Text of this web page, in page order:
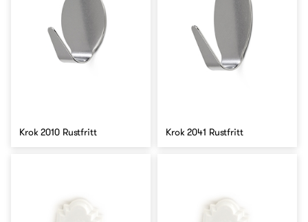
Krok 2010 Rustfritt Krok 2041 Rustfritt